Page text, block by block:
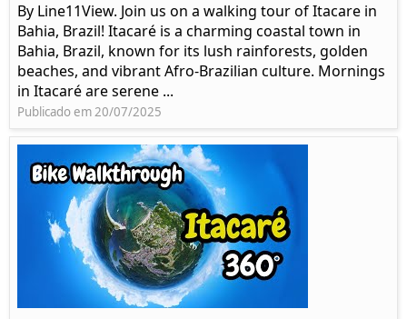
By Line11View. Join us on a walking tour of Itacare in
Bahia, Brazil! Itacaré is a charming coastal town in
Bahia, Brazil, known for its lush rainforests, golden
beaches, and vibrant Afro-Brazilian culture. Mornings
in Itacaré are serene ...
Publicado em 20/07/2025